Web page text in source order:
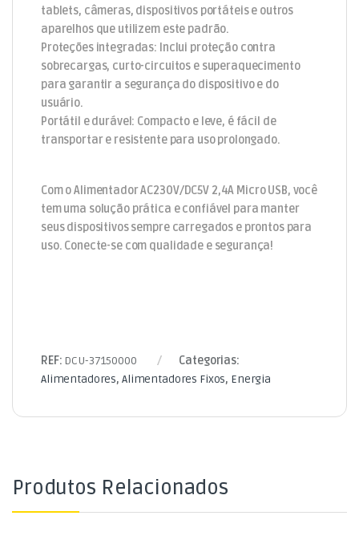
tablets, câmeras, dispositivos portáteis e outros
aparelhos que utilizem este padrão.
Proteções integradas: Inclui proteção contra
sobrecargas, curto-circuitos e superaquecimento
para garantir a segurança do dispositivo e do
usuário.
Portátil e durável: Compacto e leve, é fácil de
transportar e resistente para uso prolongado.
Com o Alimentador AC230V/DC5V 2,4A Micro USB, você
tem uma solução prática e confiável para manter
seus dispositivos sempre carregados e prontos para
uso. Conecte-se com qualidade e segurança!
REF: DCU-37150000
Categorias:
Alimentadores, Alimentadores Fixos, Energia
Produtos Relacionados